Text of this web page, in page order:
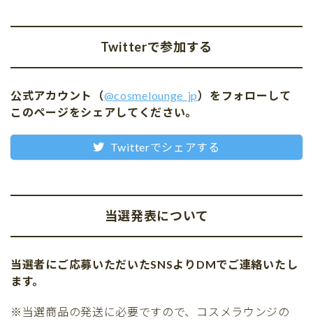
Twitterで参加する
公式アカウント（@cosmelounge_jp）をフォローして
このページをシェアしてください。
Twitterでシェアする
当選発表について
当選者にご応募いただいたSNSよりDMでご連絡いたし
ます。
※当選商品の発送に必要ですので、コスメラウンジの